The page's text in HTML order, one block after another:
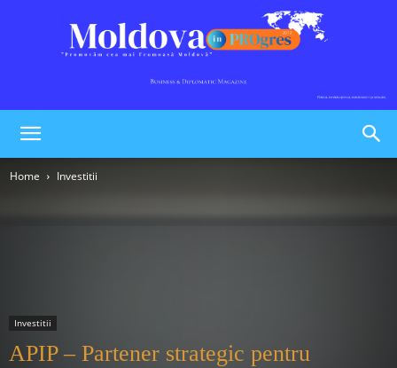
Home Investitii
Investitii
APIP – Partener strategic pentru